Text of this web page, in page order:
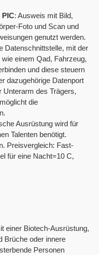
: Ausweis mit Bild,
Foto und Scan und
genutzt werden.
Datenschnittstelle, mit der
einem Qad, Fahrzeug,
und diese steuern
dazugehörige Datenport
Unterarm des Trägers,
die
Ausrüstung wird für
Talenten benötigt.
Preisvergleich: Fast-
für eine Nacht=10 C,
einer Biotech-Ausrüstung,
Brüche oder innere
Personen